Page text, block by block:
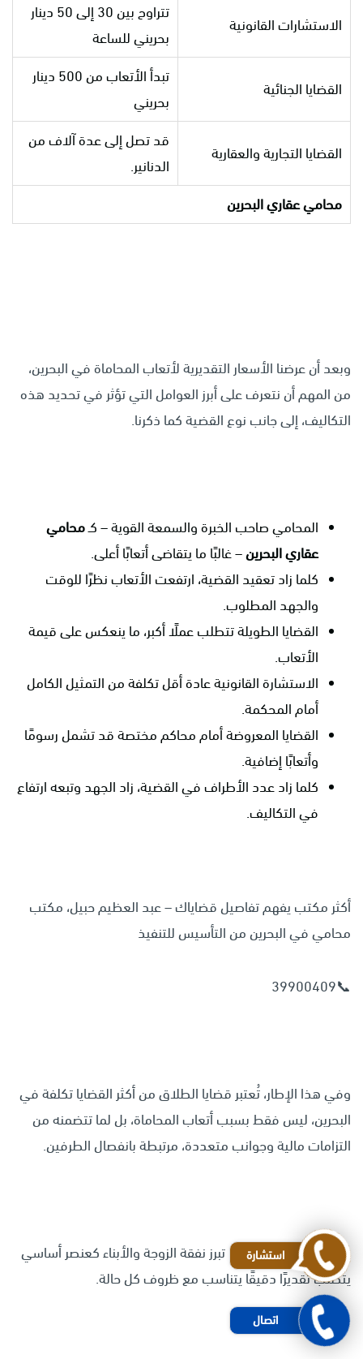
الاستشارات القانونية
تتراوح بين 30 إلى 50 دينار
بحريني للساعة
القضايا الجنائية
تبدأ الأتعاب من 500 دينار
بحريني
القضايا التجارية والعقارية
قد تصل إلى عدة آلاف من
الدنانير.
محامي عقاري البحرين
وبعد أن عرضنا الأسعار التقديرية لأتعاب المحاماة في البحرين،
من المهم أن نتعرف على أبرز العوامل التي تؤثر في تحديد هذه
التكاليف، إلى جانب نوع القضية كما ذكرنا.
المحامي صاحب الخبرة والسمعة القوية – كـمحامي
عقاري البحرين– غالبًا ما يتقاضى أتعابًا أعلى.
كلما زاد تعقيد القضية، ارتفعت الأتعاب نظرًا للوقت
والجهد المطلوب.
القضايا الطويلة تتطلب عملًا أكبر، ما ينعكس على قيمة
الأتعاب.
الاستشارة القانونية عادة أقل تكلفة من التمثيل الكامل
أمام المحكمة.
القضايا المعروضة أمام محاكم مختصة قد تشمل رسومًا
وأتعابًا إضافية.
كلما زاد عدد الأطراف في القضية، زاد الجهد وتبعه ارتفاع
في التكاليف.
أكثر مكتب يفهم تفاصيل قضاياك – عبد العظيم حبيل، مكتب
محامي في البحرين من التأسيس للتنفيذ
📞39900409
وفي هذا الإطار، تُعتبر قضايا الطلاق من أكثر القضايا تكلفة في
البحرين، ليس فقط بسبب أتعاب المحاماة، بل لما تتضمنه من
التزامات مالية وجوانب متعددة، مرتبطة بانفصال الطرفين.
ومن بين هذه الجوانب، تبرز نفقة الزوجة والأبناء كعنصر أساسي
يتطلب تقديرًا دقيقًا يتناسب مع ظروف كل حالة.
اتصال
استشارة